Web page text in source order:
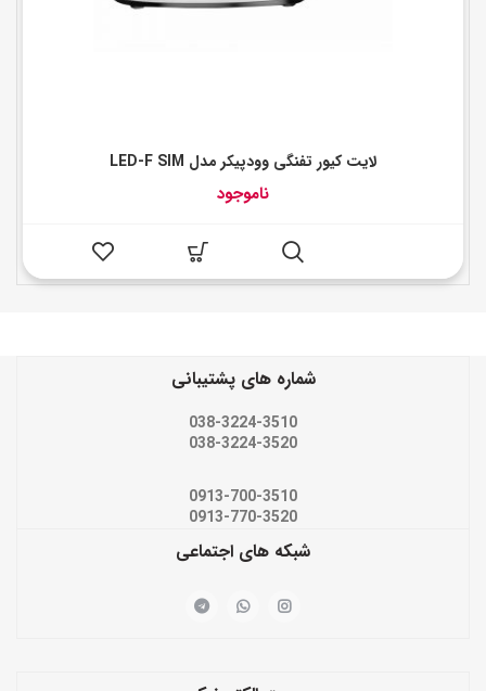
لایت کیور تفنگی وودپیکر مدل LED-F SIM
ناموجود
شماره های پشتیبانی
038-3224-3510
038-3224-3520
0913-700-3510
0913-770-3520
شبکه های اجتماعی